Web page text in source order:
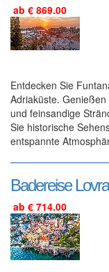
ab € 869.00
Entdecken Sie
Adriaküste.
und feinsandige
Sie historische
entspannte
Badereise
ab € 714.00